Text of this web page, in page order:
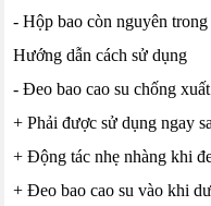
- Hộp bao còn nguyên trong
Hướng dẫn cách sử dụng
- Đeo bao cao su chống
+ Phải được sử dụng ngay
+ Động tác nhẹ nhàng khi
+ Đeo bao cao su vào khi